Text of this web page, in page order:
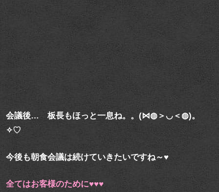
会議後… 板長もほっと一息ね。。(⋈◍＞◡＜◍)。
✧♡
今後も朝食会議は続けていきたいですね～♥
全てはお客様のために♥♥♥